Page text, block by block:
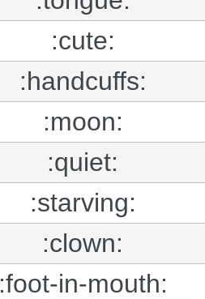
:cute:
:handcuffs:
:moon:
:quiet:
:starving:
:clown:
:foot-in-mouth: